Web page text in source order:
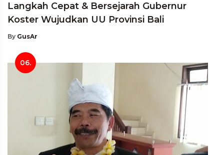
Langkah Cepat & Bersejarah Gubernur
Koster Wujudkan UU Provinsi Bali
By GusAr
06.